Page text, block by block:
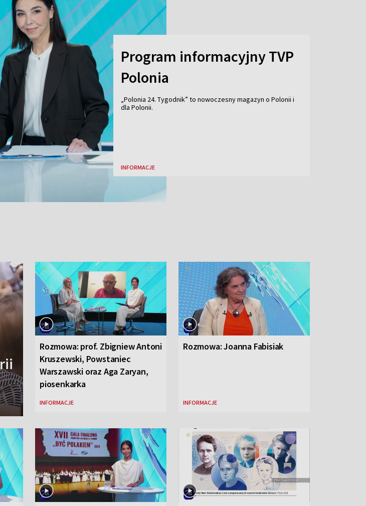
Program informacyjny TVP
Polonia
„Polonia 24. Tygodnik” to nowoczesny magazyn o Polonii i
dla Polonii.
INFORMACJE
Rozmowa: prof. Zbigniew Antoni
Kruszewski, Powstaniec
Warszawski oraz Aga Zaryan,
piosenkarka
INFORMACJE
Rozmowa: Joanna Fabisiak
INFORMACJE